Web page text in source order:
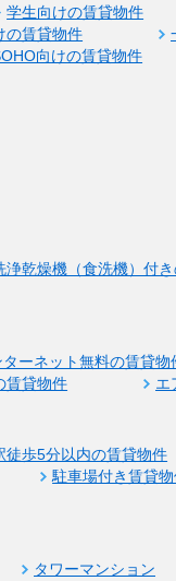
学生向けの賃貸物件
の賃貸物件
向けの賃貸物件
浄乾燥機（食洗機）付
ターネット無料の賃貸物
賃貸物件 エ
徒歩5分以内の賃貸物件
駐車場付き賃貸
タワーマンション